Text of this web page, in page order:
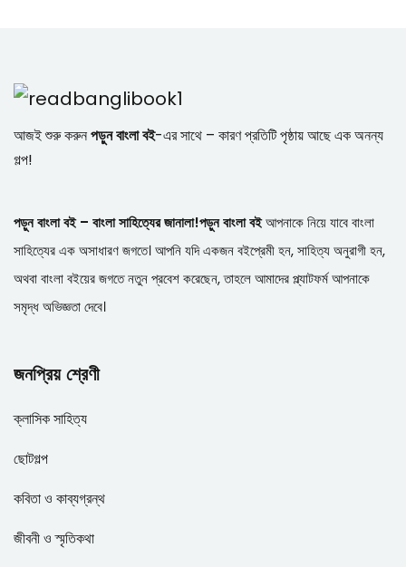
আজই শুরু করুনপড়ুন বাংলা বই-এর সাথে – কারণ প্রতিটি পৃষ্ঠায় আছে এক অনন্য
গল্প!
পড়ুন বাংলা বই – বাংলা সাহিত্যের জানালা!পড়ুন বাংলা বইআপনাকে নিয়ে যাবে বাংলা
সাহিত্যের এক অসাধারণ জগতে। আপনি যদি একজন বইপ্রেমী হন, সাহিত্য অনুরাগী হন,
অথবা বাংলা বইয়ের জগতে নতুন প্রবেশ করেছেন, তাহলে আমাদের প্ল্যাটফর্ম আপনাকে
সমৃদ্ধ অভিজ্ঞতা দেবে।
জনপ্রিয় শ্রেণী
ক্লাসিক সাহিত্য
ছোটগল্প
কবিতা ও কাব্যগ্রন্থ
জীবনী ও স্মৃতিকথা